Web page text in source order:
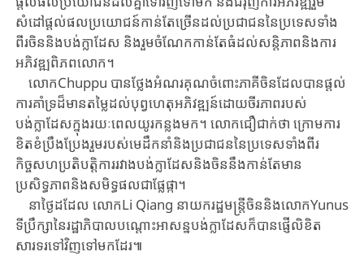
សំដៅផ្តល់ផលប្រយោជន៍កាន់តែច្រើនដល់ប្រជាជននៃប្រទេសទាំង
ពីរចិននិងបង់ក្លាដែស​ និងរួមចំណែកកាន់តែធំដល់សន្តិភាពនិងការ
អភិវឌ្ឍពិភពលោក​។
លោកChuppu បានថ្លែងអំណរគុណចំពោះភាគីចិនដែលបានផ្តល់
ការគាំទ្រដ៏មានតម្លៃដល់បុព្វហេតុអភិវឌ្ឍន៍ដោយចីរភាពរបស់
បង់ក្លាដែសក្នុង​រយៈពេលយូរកន្លងមក។ លោកជឿជាក់ថា ក្រោមការ
ខិតខំប្រឹងប្រែងរួមរបស់​មេដឹកនាំនិង​ប្រជាជននៃប្រទេសទាំងពីរ​
កិច្ចសហប្រតិបត្តិការរវាងបង់ក្លាដែសនិងចិននឹងកាន់តែមាន
ប្រសិទ្ធភាពនិងសមិទ្ធផលជាផ្លែផ្កា។
នាថ្ងៃដដែល លោក​Li Qiang នាយករដ្ឋមន្ត្រី​ចិននិងលោកYunus
ទីប្រឹក្សា​នៃរដ្ឋាភិបាល​បណ្តោះអាសន្ន​បង់ក្លាដែសក៏បានផ្ញើលិខិត
សារទរទៅវិញទៅមក​ដែរ៕